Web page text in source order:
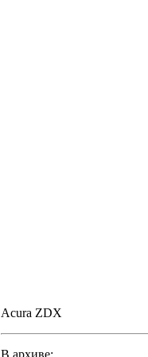
Acura ZDX
В архиве: